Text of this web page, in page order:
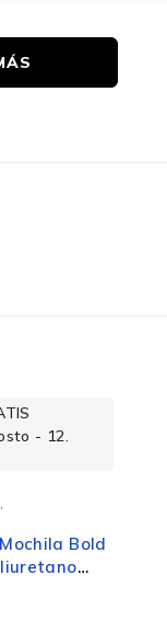
- 12.
Folk
Negro